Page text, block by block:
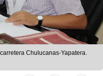
Chulucanas-Yapatera.